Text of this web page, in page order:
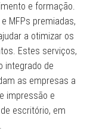
e formação.
MFPs premiadas,
a otimizar os
Estes serviços,
integrado de
as empresas a
impressão e
escritório, em